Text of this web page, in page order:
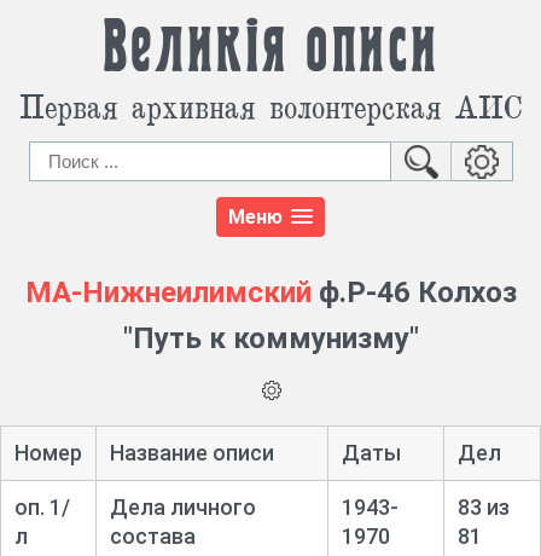
Великія описи
Первая архивная волонтерская АИС
Меню
МА-Нижнеилимский ф.Р-46 Колхоз
"Путь к коммунизму"
Номер Название описи Даты Дел
оп. 1/
л
Дела личного
состава
1943-
1970
83 из
81